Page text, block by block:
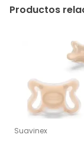
Productos
Suavinex